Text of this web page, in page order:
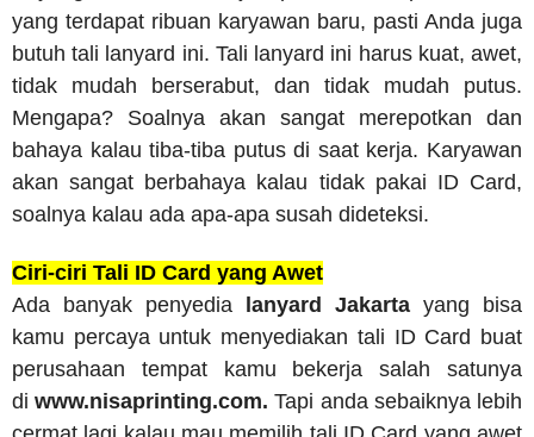
yang terdapat ribuan karyawan baru, pasti Anda juga
butuh tali lanyard ini. Tali lanyard ini harus kuat, awet,
tidak mudah berserabut, dan tidak mudah putus.
Mengapa? Soalnya akan sangat merepotkan dan
bahaya kalau tiba-tiba putus di saat kerja. Karyawan
akan sangat berbahaya kalau tidak pakai ID Card,
soalnya kalau ada apa-apa susah dideteksi.
Ciri-ciri Tali ID Card yang Awet
Ada banyak penyedia
lanyard Jakarta yang bisa
kamu percaya untuk menyediakan tali ID Card buat
perusahaan tempat kamu bekerja salah satunya
di www.nisaprinting.com. Tapi anda sebaiknya lebih